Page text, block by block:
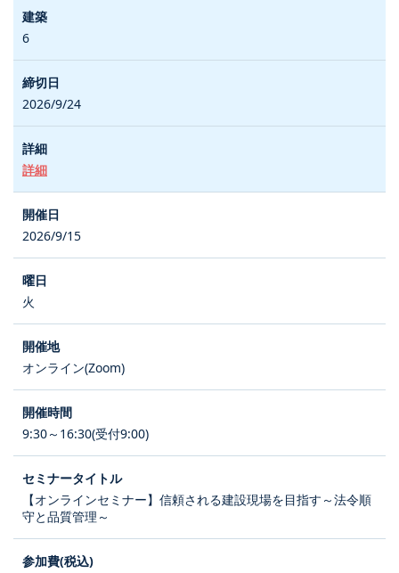
6
2026/9/24
詳細
2026/9/15
火
オンライン(Zoom)
9:30～16:30(受付9:00)
【オンラインセミナー】信頼される建設現場を目指す～法令順
守と品質管理～